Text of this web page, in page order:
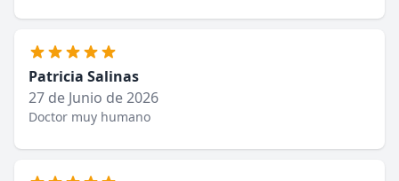
Patricia Salinas
27 de Junio de 2026
Doctor muy humano